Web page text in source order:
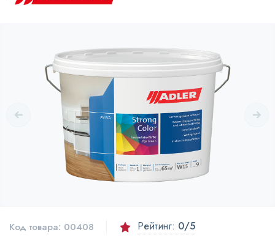
Код товара: 00408 Рейтинг: 0/5